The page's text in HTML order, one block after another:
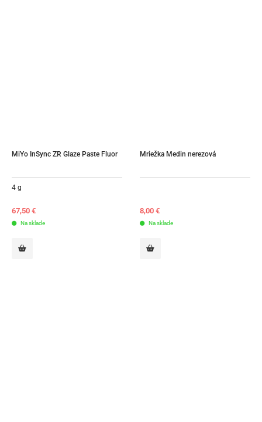
MiYo InSync ZR Glaze Paste Fluor
4 g
67,50 €
Na sklade
Mriežka Medin nerezová
8,00 €
Na sklade